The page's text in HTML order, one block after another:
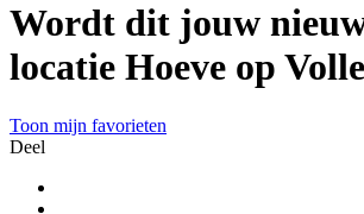
Wordt dit jouw
locatie Hoeve op
Toon mijn favorieten
Deel